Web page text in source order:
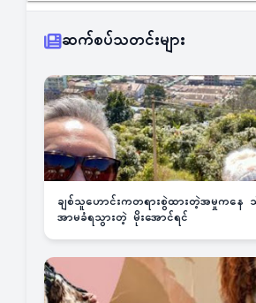
ဆက်စပ်သတင်းများ
ချစ်သူဟောင်းကတရားစွဲထားတဲ့အမှုကနေ
အာမခံရသွားတဲ့ မိုးအောင်ရင်